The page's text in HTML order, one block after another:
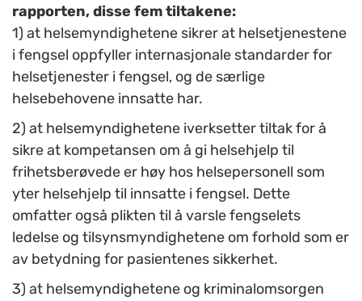
rapporten, disse fem tiltakene:
1) at helsemyndighetene sikrer at helsetjenestene
i fengsel oppfyller internasjonale standarder for
helsetjenester i fengsel, og de særlige
helsebehovene innsatte har.
2) at helsemyndighetene iverksetter tiltak for å
sikre at kompetansen om å gi helsehjelp til
frihetsberøvede er høy hos helsepersonell som
yter helsehjelp til innsatte i fengsel. Dette
omfatter også plikten til å varsle fengselets
ledelse og tilsynsmyndighetene om forhold som er
av betydning for pasientenes sikkerhet.
3) at helsemyndighetene og kriminalomsorgen